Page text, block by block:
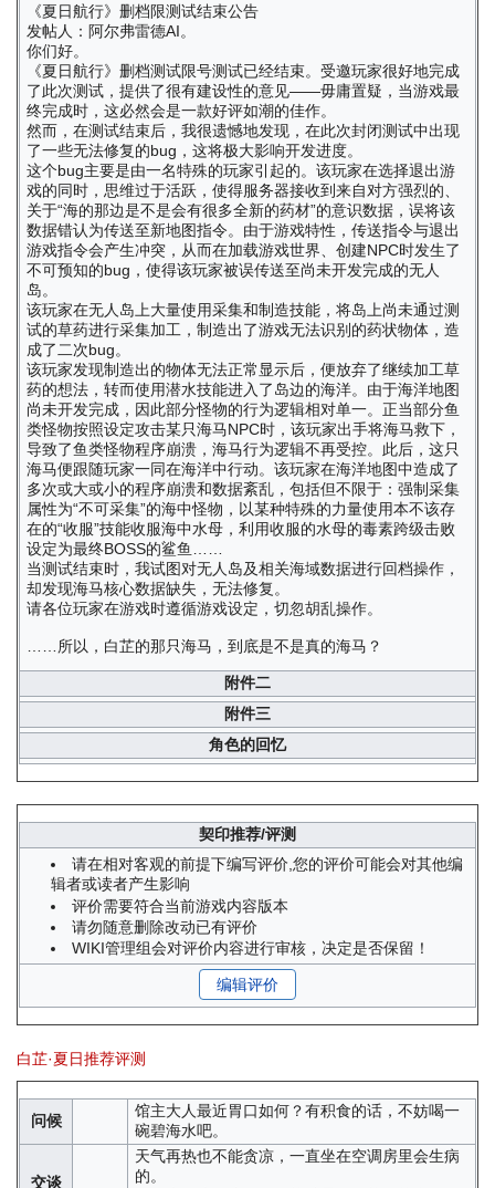
《夏日航行》删档限测试结束公告
发帖人：阿尔弗雷德AI。
你们好。
《夏日航行》删档测试限号测试已经结束。受邀玩家很好地完成
了此次测试，提供了很有建设性的意见——毋庸置疑，当游戏最
终完成时，这必然会是一款好评如潮的佳作。
然而，在测试结束后，我很遗憾地发现，在此次封闭测试中出现
了一些无法修复的bug，这将极大影响开发进度。
这个bug主要是由一名特殊的玩家引起的。该玩家在选择退出游
戏的同时，思维过于活跃，使得服务器接收到来自对方强烈的、
关于“海的那边是不是会有很多全新的药材”的意识数据，误将该
数据错认为传送至新地图指令。由于游戏特性，传送指令与退出
游戏指令会产生冲突，从而在加载游戏世界、创建NPC时发生了
不可预知的bug，使得该玩家被误传送至尚未开发完成的无人
岛。
该玩家在无人岛上大量使用采集和制造技能，将岛上尚未通过测
试的草药进行采集加工，制造出了游戏无法识别的药状物体，造
成了二次bug。
该玩家发现制造出的物体无法正常显示后，便放弃了继续加工草
药的想法，转而使用潜水技能进入了岛边的海洋。由于海洋地图
尚未开发完成，因此部分怪物的行为逻辑相对单一。正当部分鱼
类怪物按照设定攻击某只海马NPC时，该玩家出手将海马救下，
导致了鱼类怪物程序崩溃，海马行为逻辑不再受控。此后，这只
海马便跟随玩家一同在海洋中行动。该玩家在海洋地图中造成了
多次或大或小的程序崩溃和数据紊乱，包括但不限于：强制采集
属性为“不可采集”的海中怪物，以某种特殊的力量使用本不该存
在的“收服”技能收服海中水母，利用收服的水母的毒素跨级击败
设定为最终BOSS的鲨鱼……
当测试结束时，我试图对无人岛及相关海域数据进行回档操作，
却发现海马核心数据缺失，无法修复。
请各位玩家在游戏时遵循游戏设定，切忽胡乱操作。
……所以，白芷的那只海马，到底是不是真的海马？
附件二
附件三
角色的回忆
契印推荐/评测
请在相对客观的前提下编写评价,您的评价可能会对其他编
辑者或读者产生影响
评价需要符合当前游戏内容版本
请勿随意删除改动已有评价
WIKI管理组会对评价内容进行审核，决定是否保留！
编辑评价
白芷·夏日推荐评测
问候
馆主大人最近胃口如何？有积食的话，不妨喝一
碗碧海水吧。
交谈
天气再热也不能贪凉，一直坐在空调房里会生病
的。